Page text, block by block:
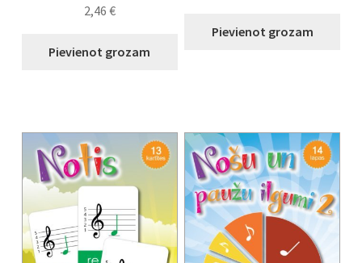
2,46 €
Pievienot grozam
Pievienot grozam